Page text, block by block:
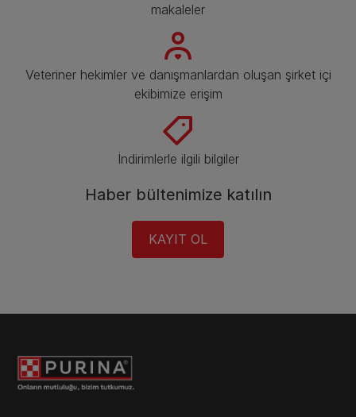
makaleler
Veteriner hekimler ve danışmanlardan oluşan şirket içi
ekibimize erişim
İndirimlerle ilgili bilgiler​
Haber bültenimize katılın​
KAYIT OL​